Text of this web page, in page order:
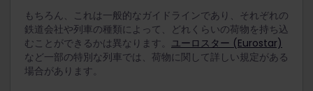
もちろん、これは一般的なガイドラインであり、それぞれの
鉄道会社や列車の種類によって、どれくらいの荷物を持ち込
むことができるかは異なります。 ユーロスター (Eurostar)
など一部の特別な列車では、荷物に関して詳しい規定がある
場合があります。